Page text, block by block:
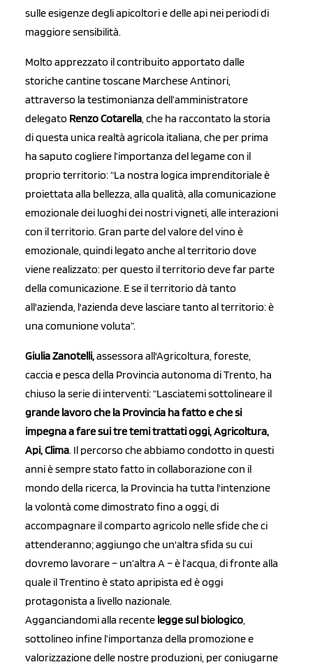
sulle esigenze degli apicoltori e delle api nei periodi di
maggiore sensibilità.
Molto apprezzato il contribuito apportato dalle
storiche cantine toscane Marchese Antinori,
attraverso la testimonianza dell’amministratore
delegato Renzo Cotarella, che ha raccontato la storia
di questa unica realtà agricola italiana, che per prima
ha saputo cogliere l’importanza del legame con il
proprio territorio: “La nostra logica imprenditoriale è
proiettata alla bellezza, alla qualità, alla comunicazione
emozionale dei luoghi dei nostri vigneti, alle interazioni
con il territorio. Gran parte del valore del vino è
emozionale, quindi legato anche al territorio dove
viene realizzato: per questo il territorio deve far parte
della comunicazione. E se il territorio dà tanto
all'azienda, l'azienda deve lasciare tanto al territorio: è
una comunione voluta”.
Giulia Zanotelli,assessora all'Agricoltura, foreste,
caccia e pesca della Provincia autonoma di Trento, ha
chiuso la serie di interventi: “Lasciatemi sottolineare il
grande lavoro che la Provincia ha fatto e che si
impegna a fare sui tre temi trattati oggi, Agricoltura,
Api, Clima. Il percorso che abbiamo condotto in questi
anni è sempre stato fatto in collaborazione con il
mondo della ricerca, la Provincia ha tutta l'intenzione
la volontà come dimostrato fino a oggi, di
accompagnare il comparto agricolo nelle sfide che ci
attenderanno; aggiungo che un'altra sfida su cui
dovremo lavorare – un’altra A – è l’acqua, di fronte alla
quale il Trentino è stato apripista ed è oggi
protagonista a livello nazionale.
Agganciandomi alla recente legge sul biologico,
sottolineo infine l’importanza della promozione e
valorizzazione delle nostre produzioni, per coniugarne